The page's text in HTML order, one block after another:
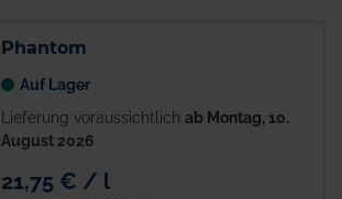
Phantom
Auf Lager
Lieferung voraussichtlich ab Montag, 10.
August 2026
21,75 € / l